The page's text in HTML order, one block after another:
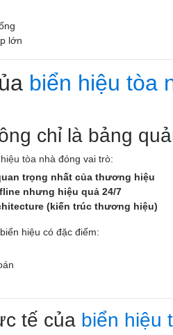
lớn
biển hiệu tòa
chỉ là bảng
tòa nhà đóng vai trò:
trọng nhất của thương hiệu
nhưng hiệu quả 24/7
(kiến trúc thương hiệu)
hiệu có đặc điểm:
tế của biển hiệu